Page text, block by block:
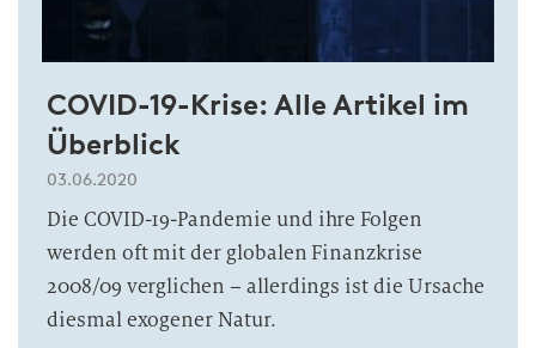
COVID-19-Krise: Alle Artikel im
Überblick
03.06.2020
Die COVID-19-Pandemie und ihre Folgen
werden oft mit der globalen Finanzkrise
2008/09 verglichen – allerdings ist die Ursache
diesmal exogener Natur.